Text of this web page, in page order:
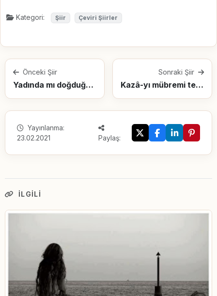
Kategori: Şiir Çeviri Şiirler
Önceki Şiir
Yadında mı doğduğun zamanlar?
Sonraki Şiir
Kazâ-yı mübremi tedbîr ile tağyîr mümkün mü?
Yayınlanma:
23.02.2021
Paylaş:
İLGILI